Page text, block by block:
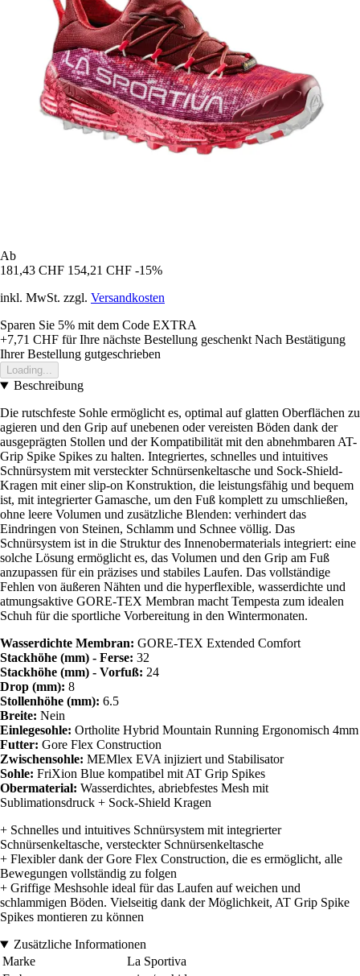
Ab
181,43 CHF 154,21 CHF -15%
inkl. MwSt. zzgl. Versandkosten
Sparen Sie 5% mit dem Code EXTRA
+7,71 CHF für Ihre nächste Bestellung geschenkt Nach Bestätigung
Ihrer Bestellung gutgeschrieben
Loading...
Beschreibung
Die rutschfeste Sohle ermöglicht es, optimal auf glatten Oberflächen zu
agieren und den Grip auf unebenen oder vereisten Böden dank der
ausgeprägten Stollen und der Kompatibilität mit den abnehmbaren AT-
Grip Spike Spikes zu halten. Integriertes, schnelles und intuitives
Schnürsystem mit versteckter Schnürsenkeltasche und Sock-Shield-
Kragen mit einer slip-on Konstruktion, die leistungsfähig und bequem
ist, mit integrierter Gamasche, um den Fuß komplett zu umschließen,
ohne leere Volumen und zusätzliche Blenden: verhindert das
Eindringen von Steinen, Schlamm und Schnee völlig. Das
Schnürsystem ist in die Struktur des Innenobermaterials integriert: eine
solche Lösung ermöglicht es, das Volumen und den Grip am Fuß
anzupassen für ein präzises und stabiles Laufen. Das vollständige
Fehlen von äußeren Nähten und die hyperflexible, wasserdichte und
atmungsaktive GORE-TEX Membran macht Tempesta zum idealen
Schuh für die sportliche Vorbereitung in den Wintermonaten.
Wasserdichte Membran: GORE-TEX Extended Comfort
Stackhöhe (mm) - Ferse: 32
Stackhöhe (mm) - Vorfuß: 24
Drop (mm): 8
Stollenhöhe (mm): 6.5
Breite: Nein
Einlegesohle: Ortholite Hybrid Mountain Running Ergonomisch 4mm
Futter: Gore Flex Construction
Zwischensohle: MEMlex EVA injiziert und Stabilisator
Sohle: FriXion Blue kompatibel mit AT Grip Spikes
Obermaterial: Wasserdichtes, abriebfestes Mesh mit
Sublimationsdruck + Sock-Shield Kragen
+ Schnelles und intuitives Schnürsystem mit integrierter
Schnürsenkeltasche, versteckter Schnürsenkeltasche
+ Flexibler dank der Gore Flex Construction, die es ermöglicht, alle
Bewegungen vollständig zu folgen
+ Griffige Meshsohle ideal für das Laufen auf weichen und
schlammigen Böden. Vielseitig dank der Möglichkeit, AT Grip Spike
Spikes montieren zu können
Zusätzliche Informationen
Marke
La Sportiva